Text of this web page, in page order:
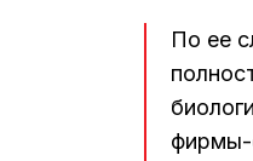
По ее
фирмы-